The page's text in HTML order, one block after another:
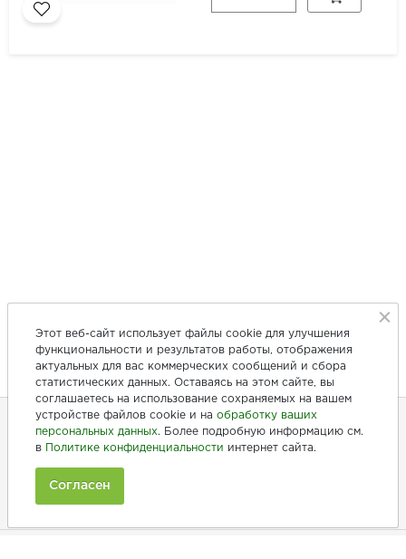
+7 (846) 275-20-10
Этот веб-сайт использует файлы cookie для улучшения
функциональности и результатов работы, отображения
актуальных для вас коммерческих сообщений и сбора
статистических данных. Оставаясь на этом сайте, вы
соглашаетесь на использование сохраняемых на вашем
устройстве файлов cookie и на обработку ваших
персональных данных. Более подробную информацию см.
в
Политике конфиденциальности интернет сайта.
Согласен